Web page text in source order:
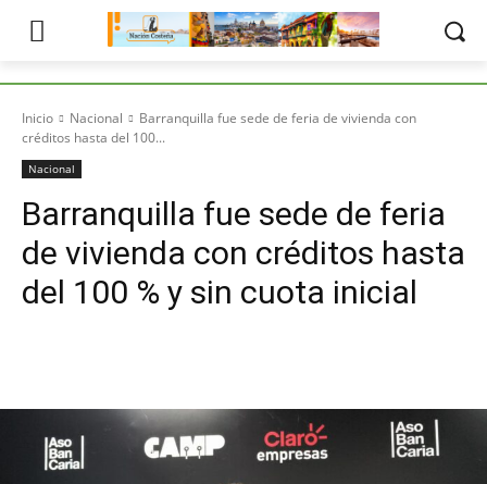
Inicio Nacional
Barranquilla fue sede de feria de vivienda con
créditos hasta del 100...
Nacional
Barranquilla fue sede de feria
de vivienda con créditos hasta
del 100 % y sin cuota inicial